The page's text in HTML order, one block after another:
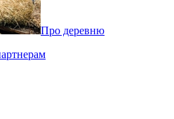
Про деревню